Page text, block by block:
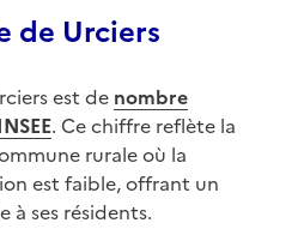
de Urciers
est de nombre
. Ce chiffre reflète la
rurale où la
est faible, offrant un
à ses résidents.